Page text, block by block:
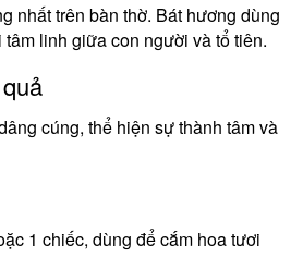
nhất trên bàn thờ. Bát hương dùng
linh giữa con người và tổ tiên.
cúng, thể hiện sự thành tâm và
1 chiếc, dùng để cắm hoa tươi